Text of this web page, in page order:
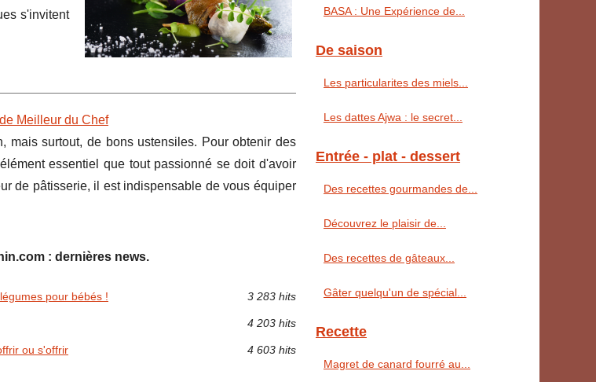
s'invitent
Meilleur du Chef
mais surtout, de bons ustensiles. Pour obtenir des
essentiel que tout passionné se doit d'avoir
de pâtisserie, il est indispensable de vous équiper
: dernières news.
pour bébés ! 3 283 hits
4 203 hits
ou s'offrir 4 603 hits
BASA : Une Expérience de...
De saison
Les particularites des miels...
Les dattes Ajwa : le secret...
Entrée - plat - dessert
Des recettes gourmandes de...
Découvrez le plaisir de...
Des recettes de gâteaux...
Gâter quelqu'un de spécial...
Recette
Magret de canard fourré au...